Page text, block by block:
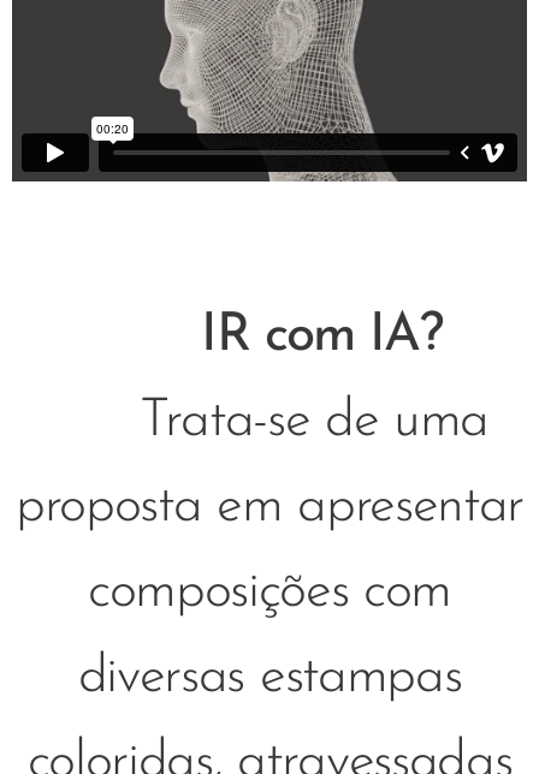
IR com IA?
Trata-se de uma
proposta em apresentar
composições com
diversas estampas
coloridas, atravessadas